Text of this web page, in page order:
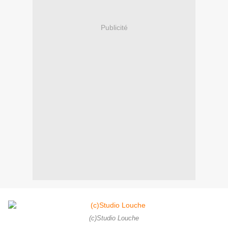
Publicité
(c)Studio Louche